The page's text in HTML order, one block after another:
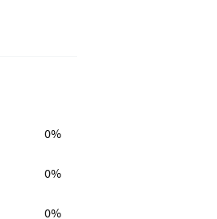
0%
0%
0%